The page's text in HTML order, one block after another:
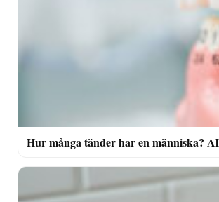
Hur många tänder har en människa?